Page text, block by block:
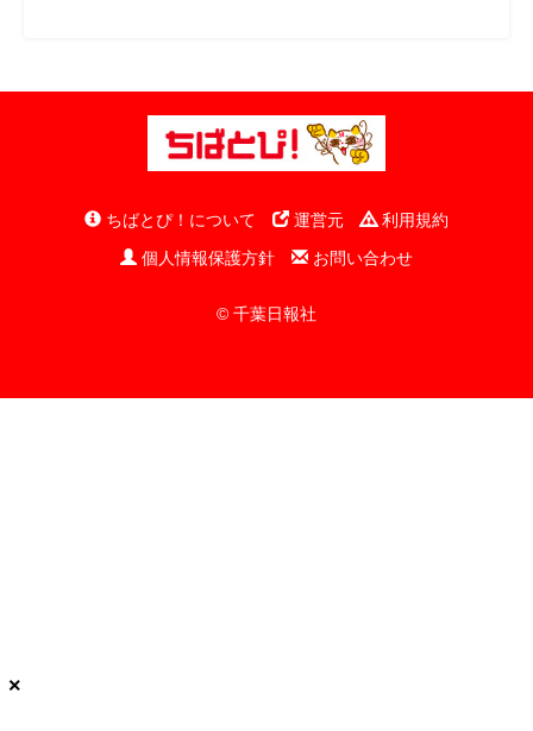
ちばとぴ！について 運営元
利用規約
個人情報保護方針
お問い合わせ
© 千葉日報社
×